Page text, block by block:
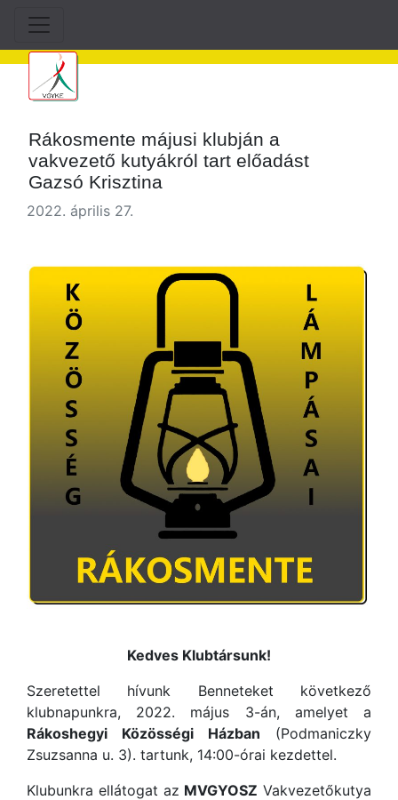
Rákosmente májusi klubján a
vakvezető kutyákról tart előadást
Gazsó Krisztina
2022. április 27.
Kedves Klubtársunk!
Szeretettel hívunk Benneteket következő
klubnapunkra, 2022. május 3-án, amelyet a
Rákoshegyi Közösségi Házban (Podmaniczky
Zsuzsanna u. 3). tartunk, 14:00-órai kezdettel.
Klubunkra ellátogat az MVGYOSZ Vakvezetőkutya